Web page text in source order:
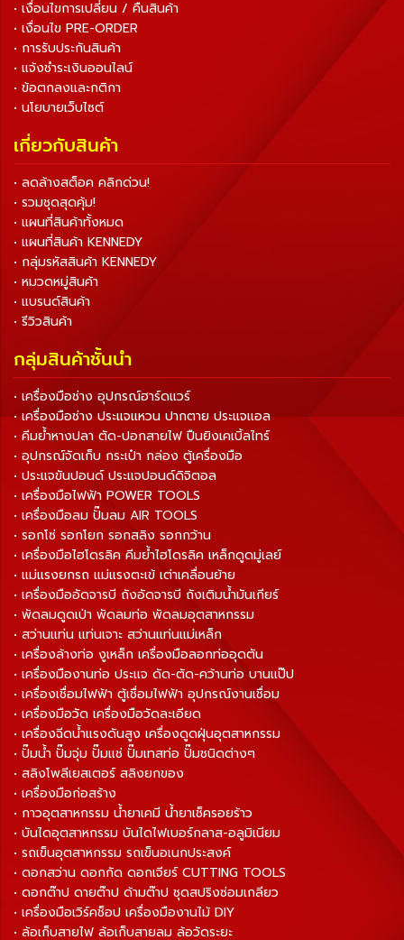
• เงื่อนไขการเปลี่ยน / คืนสินค้า
• เงื่อนไข PRE-ORDER
• การรับประกันสินค้า
• แจ้งชำระเงินออนไลน์
• ข้อตกลงและกติกา
• นโยบายเว็บไซต์
เกี่ยวกับสินค้า
• ลดล้างสต็อค คลิกด่วน!
• รวมชุดสุดคุ้ม!
• แผนที่สินค้าทั้งหมด
• แผนที่สินค้า KENNEDY
• กลุ่มรหัสสินค้า KENNEDY
• หมวดหมู่สินค้า
• แบรนด์สินค้า
• รีวิวสินค้า
กลุ่มสินค้าชั้นนำ
• เครื่องมือช่าง อุปกรณ์ฮาร์ดแวร์
• เครื่องมือช่าง ประแจแหวน ปากตาย ประแจแอล
• คีมย้ำหางปลา ตัด-ปอกสายไฟ ปืนยิงเคเบิ้ลไทร์
• อุปกรณ์จัดเก็บ กระเป๋า กล่อง ตู้เครื่องมือ
• ประแจขันปอนด์ ประแจปอนด์ดิจิตอล
• เครื่องมือไฟฟ้า POWER TOOLS
• เครื่องมือลม ปั๊มลม AIR TOOLS
• รอกโซ่ รอกโยก รอกสลิง รอกกว้าน
• เครื่องมือไฮโดรลิค คีมย้ำไฮโดรลิค เหล็กดูดมู่เลย์
• แม่แรงยกรถ แม่แรงตะเข้ เต่าเคลื่อนย้าย
• เครื่องมืออัดจารบี ถังอัดจารบี ถังเติมน้ำมันเกียร์
• พัดลมดูดเป่า พัดลมท่อ พัดลมอุตสาหกรรม
• สว่านแท่น แท่นเจาะ สว่านแท่นแม่เหล็ก
• เครื่องล้างท่อ งูเหล็ก เครื่องมือลอกท่ออุดตัน
• เครื่องมืองานท่อ ประแจ ดัด-ตัด-คว้านท่อ บานแป๊ป
• เครื่องเชื่อมไฟฟ้า ตู้เชื่อมไฟฟ้า อุปกรณ์งานเชื่อม
• เครื่องมือวัด เครื่องมือวัดละเอียด
• เครื่องฉีดน้ำแรงดันสูง เครื่องดูดฝุ่นอุตสาหกรรม
• ปั๊มน้ำ ปั๊มจุ่ม ปั๊มแช่ ปั๊มเทสท่อ ปั๊มชนิดต่างๆ
• สลิงโพลีเยสเตอร์ สลิงยกของ
• เครื่องมือก่อสร้าง
• กาวอุตสาหกรรม น้ำยาเคมี น้ำยาเช็ครอยร้าว
• บันไดอุตสาหกรรม บันไดไฟเบอร์กลาส-อลูมิเนียม
• รถเข็นอุตสาหกรรม รถเข็นอเนกประสงค์
• ดอกสว่าน ดอกกัด ดอกเจียร์ CUTTING TOOLS
• ดอกต๊าป ดายต๊าป ด้ามต๊าป ชุดสปริงซ่อมเกลียว
• เครื่องมือเวิร์คช็อป เครื่องมืองานไม้ DIY
• ล้อเก็บสายไฟ ล้อเก็บสายลม ล้อวัดระยะ